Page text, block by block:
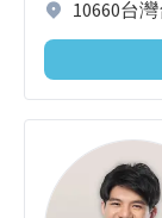
10660台